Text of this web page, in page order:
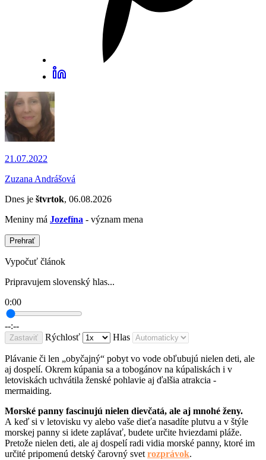
21.07.2022
Zuzana Andrášová
Dnes je štvrtok, 06.08.2026
Meniny má Jozefína - význam mena
Prehrať
Vypočuť článok
Pripravujem slovenský hlas...
0:00
--:--
Zastaviť Rýchlosť Hlas
Plávanie či len „obyčajný“ pobyt vo vode obľubujú nielen deti, ale
aj dospelí. Okrem kúpania sa a tobogánov na kúpaliskách i v
letoviskách uchvátila ženské pohlavie aj ďalšia atrakcia -
mermaiding.
Morské panny fascinujú nielen dievčatá, ale aj mnohé ženy.
A keď si v letovisku vy alebo vaše dieťa nasadíte plutvu a v štýle
morskej panny si idete zaplávať, budete určite hviezdami pláže.
Pretože nielen deti, ale aj dospelí radi vidia morské panny, ktoré im
určité pripomenú detský čarovný svetrozprávok.